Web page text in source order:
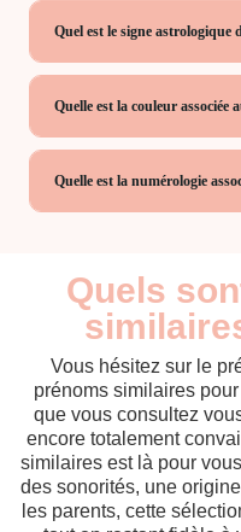
Quel est le signe
Quelle est la couleur associée
Quelle est la numérologie
Quels
Vous hésitez sur le
prénoms similaires
que vous consultez
encore totalement
similaires est là pour
des sonorités, une
les parents, cette